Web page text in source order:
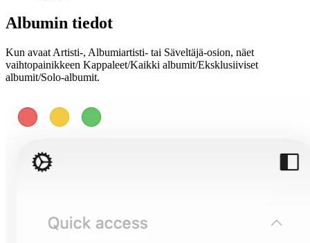
Albumin tiedot
Kun avaat Artisti-, Albumiartisti- tai Säveltäjä-osion, näet
vaihtopainikkeen Kappaleet/Kaikki albumit/Eksklusiiviset
albumit/Solo-albumit.